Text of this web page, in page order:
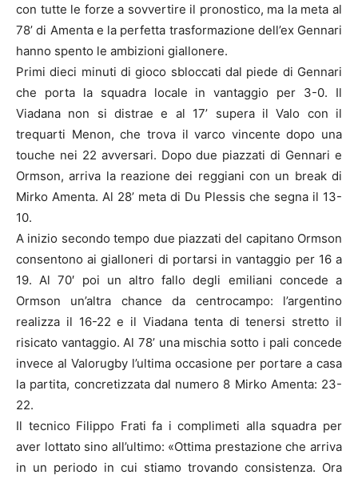
con tutte le forze a sovvertire il pronostico, ma la meta al
78’ di Amenta e la perfetta trasformazione dell’ex Gennari
hanno spento le ambizioni giallonere.
Primi dieci minuti di gioco sbloccati dal piede di Gennari
che porta la squadra locale in vantaggio per 3-0. Il
Viadana non si distrae e al 17’ supera il Valo con il
trequarti Menon, che trova il varco vincente dopo una
touche nei 22 avversari. Dopo due piazzati di Gennari e
Ormson, arriva la reazione dei reggiani con un break di
Mirko Amenta. Al 28’ meta di Du Plessis che segna il 13-
10.
A inizio secondo tempo due piazzati del capitano Ormson
consentono ai gialloneri di portarsi in vantaggio per 16 a
19. Al 70′ poi un altro fallo degli emiliani concede a
Ormson un’altra chance da centrocampo: l’argentino
realizza il 16-22 e il Viadana tenta di tenersi stretto il
risicato vantaggio. Al 78’ una mischia sotto i pali concede
invece al Valorugby l’ultima occasione per portare a casa
la partita, concretizzata dal numero 8 Mirko Amenta: 23-
22.
Il tecnico Filippo Frati fa i complimeti alla squadra per
aver lottato sino all’ultimo: «Ottima prestazione che arriva
in un periodo in cui stiamo trovando consistenza. Ora